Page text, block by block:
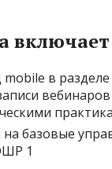
включает
в
базовые
1